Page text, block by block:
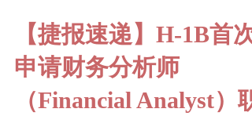
2025年6月4日
【捷报速递】H-1B首次
申请财务分析师